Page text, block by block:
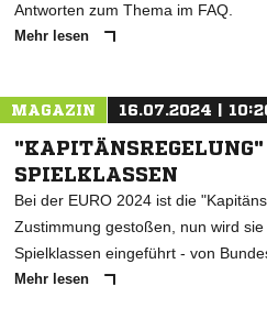
Antworten zum Thema im FAQ.
Mehr lesen
MAGAZIN 16.07.2024 |
SPIELKLASSEN
Bei der EURO 2024 ist die
Zustimmung gestoßen, nun wird
Spielklassen eingeführt - von
Mehr lesen